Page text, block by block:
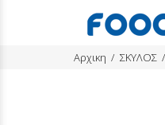
Αρχικη ΣΚΥΛΟΣ